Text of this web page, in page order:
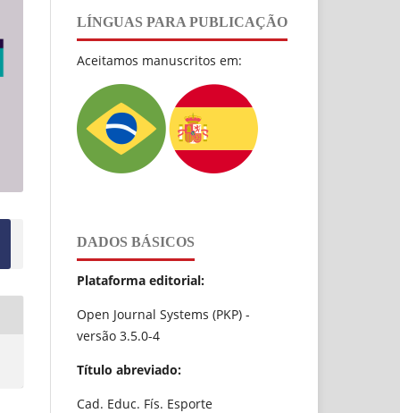
LÍNGUAS PARA PUBLICAÇÃO
Aceitamos manuscritos em:
DADOS BÁSICOS
Plataforma editorial:
Open Journal Systems (PKP) -
versão 3.5.0-4
Título abreviado:
Cad. Educ. Fís. Esporte